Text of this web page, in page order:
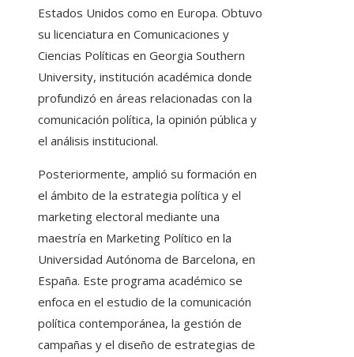
Estados Unidos como en Europa. Obtuvo
su licenciatura en Comunicaciones y
Ciencias Políticas en Georgia Southern
University, institución académica donde
profundizó en áreas relacionadas con la
comunicación política, la opinión pública y
el análisis institucional.
Posteriormente, amplió su formación en
el ámbito de la estrategia política y el
marketing electoral mediante una
maestría en Marketing Político en la
Universidad Autónoma de Barcelona, en
España. Este programa académico se
enfoca en el estudio de la comunicación
política contemporánea, la gestión de
campañas y el diseño de estrategias de